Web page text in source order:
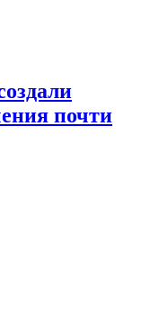
почти